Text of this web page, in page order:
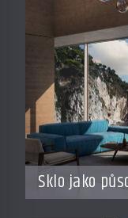
Sklo jako
materiál